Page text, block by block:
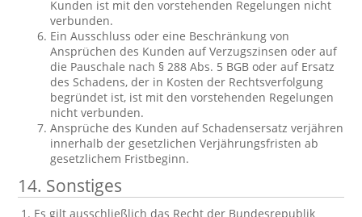
Kunden ist mit den vorstehenden Regelungen nicht
verbunden.
Ein Ausschluss oder eine Beschränkung von
Ansprüchen des Kunden auf Verzugszinsen oder auf
die Pauschale nach § 288 Abs. 5 BGB oder auf Ersatz
des Schadens, der in Kosten der Rechtsverfolgung
begründet ist, ist mit den vorstehenden Regelungen
nicht verbunden.
Ansprüche des Kunden auf Schadensersatz verjähren
innerhalb der gesetzlichen Verjährungsfristen ab
gesetzlichem Fristbeginn.
14. Sonstiges
Es gilt ausschließlich das Recht der Bundesrepublik